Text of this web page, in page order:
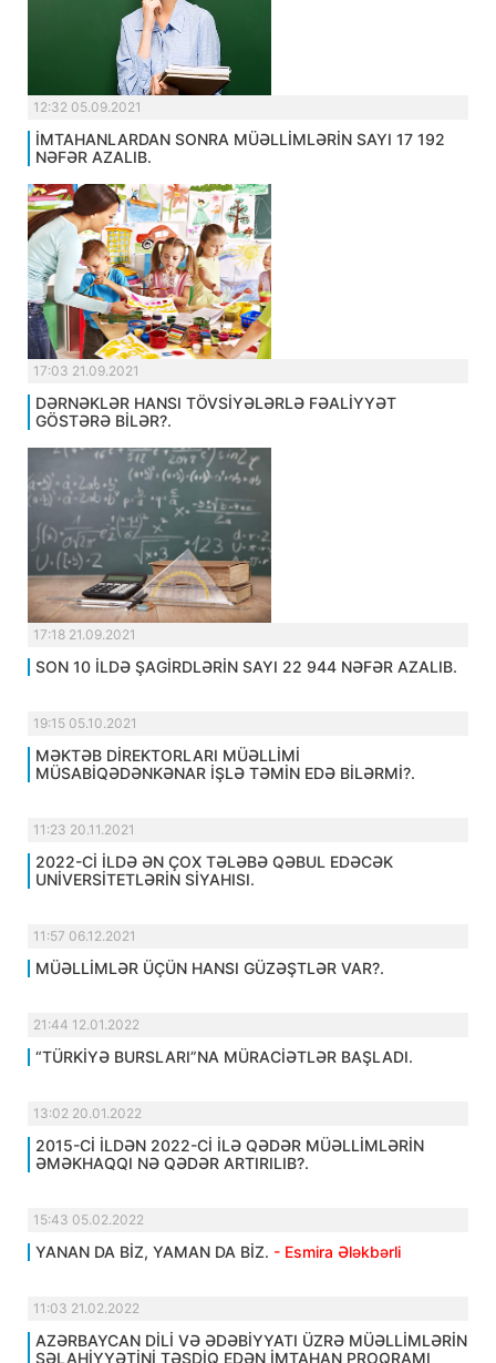
12:32 05.09.2021
İMTAHANLARDAN SONRA MÜƏLLİMLƏRİN SAYI 17 192
NƏFƏR AZALIB.
17:03 21.09.2021
DƏRNƏKLƏR HANSI TÖVSİYƏLƏRLƏ FƏALİYYƏT
GÖSTƏRƏ BİLƏR?.
17:18 21.09.2021
SON 10 İLDƏ ŞAGİRDLƏRİN SAYI 22 944 NƏFƏR AZALIB.
19:15 05.10.2021
MƏKTƏB DİREKTORLARI MÜƏLLİMİ
MÜSABİQƏDƏNKƏNAR İŞLƏ TƏMİN EDƏ BİLƏRMİ?.
11:23 20.11.2021
2022-Cİ İLDƏ ƏN ÇOX TƏLƏBƏ QƏBUL EDƏCƏK
UNİVERSİTETLƏRİN SİYAHISI.
11:57 06.12.2021
MÜƏLLİMLƏR ÜÇÜN HANSI GÜZƏŞTLƏR VAR?.
21:44 12.01.2022
“TÜRKİYƏ BURSLARI”NA MÜRACİƏTLƏR BAŞLADI.
13:02 20.01.2022
2015-Cİ İLDƏN 2022-Cİ İLƏ QƏDƏR MÜƏLLİMLƏRİN
ƏMƏKHAQQI NƏ QƏDƏR ARTIRILIB?.
15:43 05.02.2022
YANAN DA BİZ, YAMAN DA BİZ. - Esmira Ələkbərli
11:03 21.02.2022
AZƏRBAYCAN DİLİ VƏ ƏDƏBİYYATI ÜZRƏ MÜƏLLİMLƏRİN
SƏLAHİYYƏTİNİ TƏSDİQ EDƏN İMTAHAN PROQRAMI